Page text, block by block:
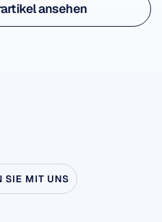
ansehen
ansehen
SIE MIT UNS